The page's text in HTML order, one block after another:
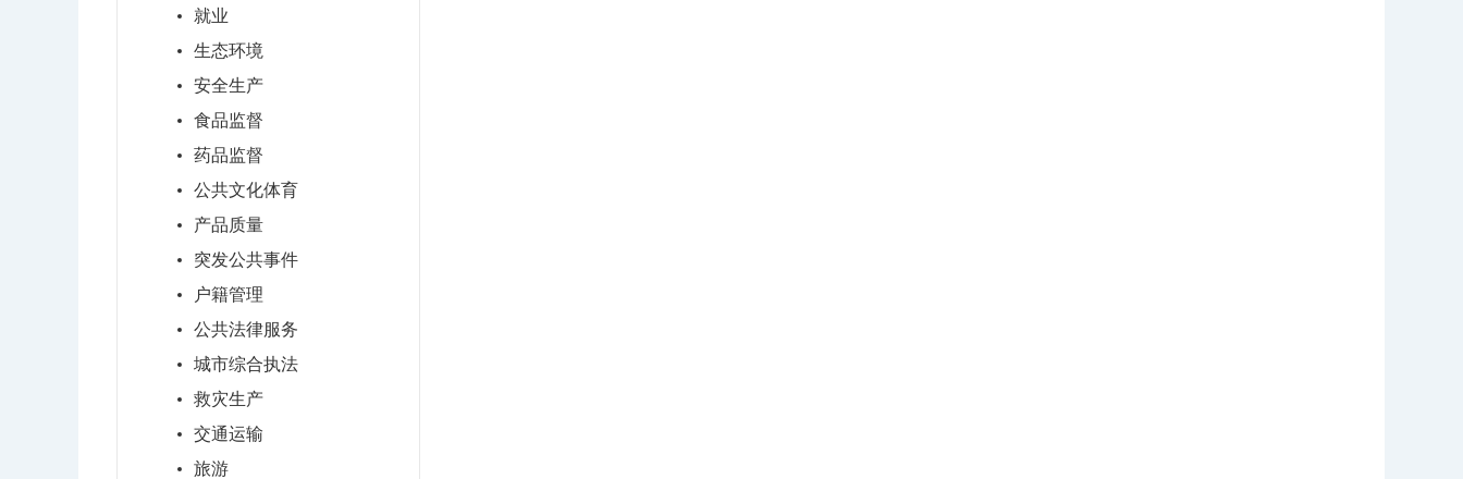
就业
生态环境
安全生产
食品监督
药品监督
公共文化体育
产品质量
突发公共事件
户籍管理
公共法律服务
城市综合执法
救灾生产
交通运输
旅游